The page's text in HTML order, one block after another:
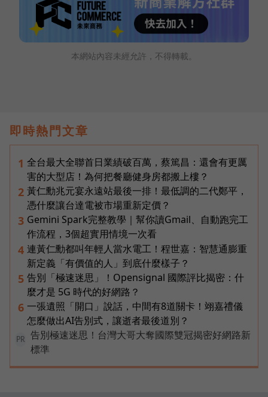
本網站內容未經允許，不得轉載。
即時熱門文章
1 全台最大全聯首日業績破百萬，蔡篤昌：還會有更厲
害的大型店！為何把餐廳健身房都搬上樓？
2 黃仁勳兆元宴永遠站最後一排！最低調的二代鄭平，
憑什麼讓台達電被市場重新定價？
3 Gemini Spark完整教學｜幫你讀Gmail、自動跑完工
作流程，3個超實用情境一次看
4 連黃仁勳都叫年輕人當水電工！程世嘉：智慧通膨重
新定義「有價值的人」到底什麼樣子？
5 告別「極速迷思」！Opensignal 國際評比揭密：什
麼才是 5G 時代的好網路？
6 一張遺照「開口」說話，中間有8道關卡！翊嘉禮儀
怎麼做出AI告別式，讓逝者最後道別？
PR
告別極速迷思！台灣大哥大奪國際雙冠揭密好網路新
標準